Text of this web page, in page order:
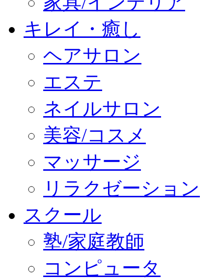
キレイ・癒し
ヘアサロン
エステ
ネイルサロン
美容/コスメ
マッサージ
リラクゼーション
スクール
塾/家庭教師
コンピュータ